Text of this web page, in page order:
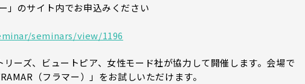
」のサイト内でお申込みください
seminars/view/1196
ーズ、ビュートピア、女性モード社が協力して開催します。会場で
（フラマー）」をお試しいただけます。